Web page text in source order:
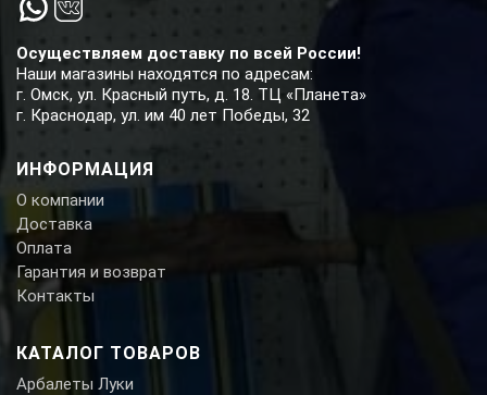
Осуществляем доставку по всей России!
Наши магазины находятся по адресам:
г. Омск, ул. Красный путь, д. 18. ТЦ «Планета»
г. Краснодар, ул. им 40 лет Победы, 32
ИНФОРМАЦИЯ
О компании
Доставка
Оплата
Гарантия и возврат
Контакты
КАТАЛОГ ТОВАРОВ
Арбалеты Луки